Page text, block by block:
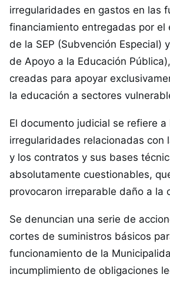
irregularidades en gastos en las
financiamiento entregadas por el
de la SEP (Subvención Especial)
de Apoyo a la Educación
creadas para apoyar
la educación a sectores
El documento judicial se refiere a
irregularidades relacionadas con
y los contratos y sus bases
absolutamente cuestionables,
provocaron irreparable daño a la
Se denuncian una serie de
cortes de suministros básicos
funcionamiento de la
incumplimiento de obligaciones